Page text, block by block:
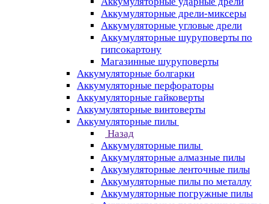
Аккумуляторные дрели-миксеры
Аккумуляторные угловые дрели
Аккумуляторные шуруповерты по
гипсокартону
Магазинные шуруповерты
Аккумуляторные болгарки
Аккумуляторные перфораторы
Аккумуляторные гайковерты
Аккумуляторные винтоверты
Аккумуляторные пилы
Назад
Аккумуляторные пилы
Аккумуляторные алмазные пилы
Аккумуляторные ленточные пилы
Аккумуляторные пилы по металлу
Аккумуляторные погружные пилы